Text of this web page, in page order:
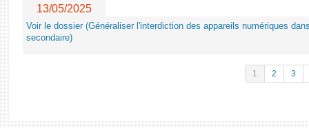
13/05/2025
Voir le dossier (Généraliser l'interdiction des appareils numériques
secondaire)
1 2 3